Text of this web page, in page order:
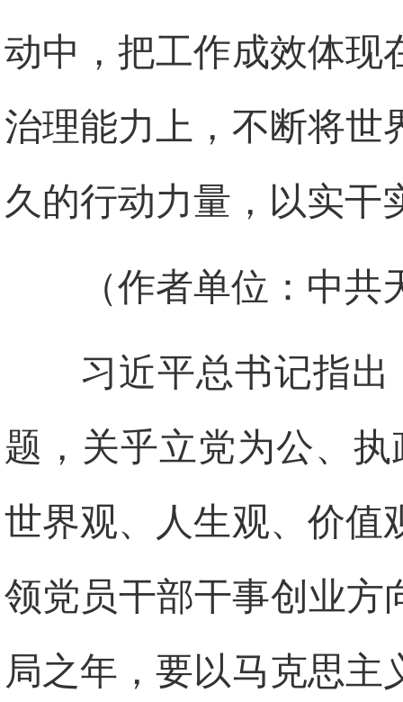
动中，把工作成效体现
治理能力上，不断将世
久的行动力量，以实干
（作者单位：中
习近平总书记指
题，关乎立党为公、
世界观、人生观、价值
领党员干部干事创业方
局之年，要以马克思主